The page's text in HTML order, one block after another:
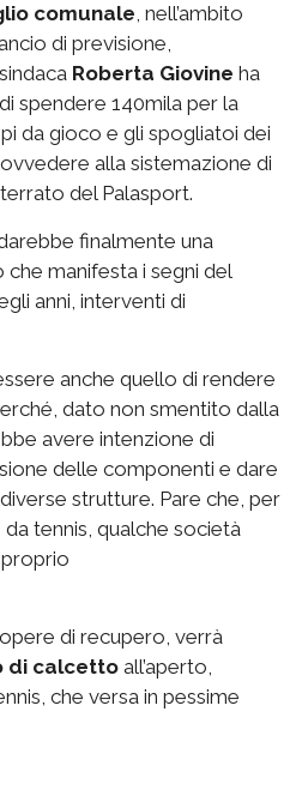
comunale, nell’ambito
di previsione,
Roberta Giovine ha
spendere 140mila per la
da gioco e gli spogliatoi dei
alla sistemazione di
del Palasport.
finalmente una
manifesta i segni del
anni, interventi di
anche quello di rendere
dato non smentito dalla
avere intenzione di
delle componenti e dare
strutture. Pare che, per
tennis, qualche società
di recupero, verrà
di calcettoall’aperto,
che versa in pessime